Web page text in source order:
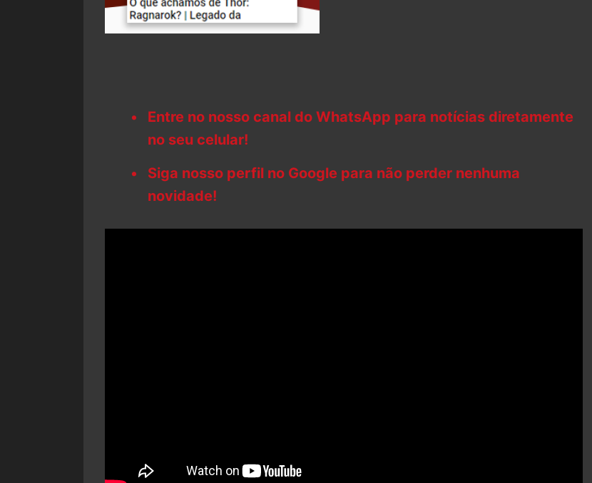
Entre no nosso canal do WhatsApp para notícias diretamente
no seu celular!
Siga nosso perfil no Google para não perder nenhuma
novidade!